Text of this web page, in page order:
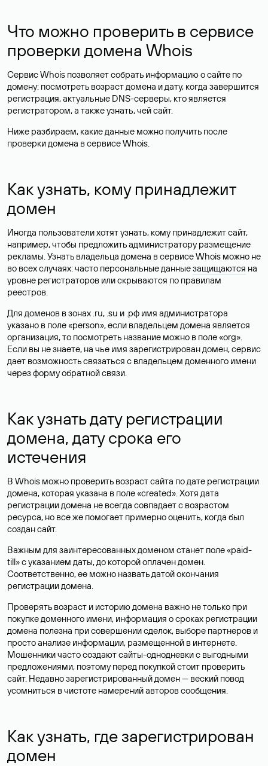
Что можно проверить в сервисе
проверки домена Whois
Сервис Whois позволяет собрать информацию о сайте по
домену: посмотреть возраст домена и дату, когда завершится
регистрация, актуальные DNS-серверы, кто является
регистратором, а также узнать, чей сайт.
Ниже разбираем, какие данные можно получить после
проверки домена в сервисе Whois.
Как узнать, кому принадлежит
домен
Иногда пользователи хотят узнать, кому принадлежит сайт,
например, чтобы предложить администратору размещение
рекламы. Узнать владельца домена в сервисе Whois можно не
во всех случаях: часто персональные данныезащищаются на
уровне регистраторов или скрываются по правилам
реестров.
Для доменов в зонах .ru, .su и .рф имя администратора
указано в поле «person», если владельцем домена является
организация, то посмотреть название можно в поле «org».
Если вы не знаете, на чье имя зарегистрирован домен, сервис
дает возможность связаться с владельцем доменного имени
через форму обратной связи.
Как узнать дату регистрации
домена, дату срока его
истечения
В Whois можно проверить возраст сайта по дате регистрации
домена, которая указана в поле «created». Хотя дата
регистрации домена не всегда совпадает с возрастом
ресурса, но все же помогает примерно оценить, когда был
создан сайт.
Важным для заинтересованных доменом станет поле «paid-
till» с указанием даты, до которой оплачен домен.
Соответственно, ее можно назвать датой окончания
регистрации домена.
Проверять возраст и историю домена важно не только при
покупке доменного имени, информация о сроках регистрации
домена полезна при совершении сделок, выборе партнеров и
просто анализе информации, размещенной в интернете.
Мошенники часто создают сайты-однодневки с выгодными
предложениями, поэтому перед покупкой стоит проверить
сайт. Недавно зарегистрированный домен — веский повод
усомниться в чистоте намерений авторов сообщения.
Как узнать, где зарегистрирован
домен